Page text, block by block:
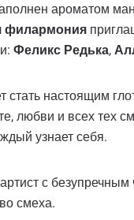
ароматом
филармония
Феликс Редька,
стать настоящим
любви и всех тех
узнает себя.
с
смеха.